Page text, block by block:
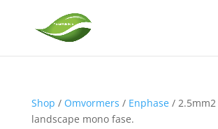
Shop / Omvormers / Enphase/ 2.5mm2
landscape mono fase.